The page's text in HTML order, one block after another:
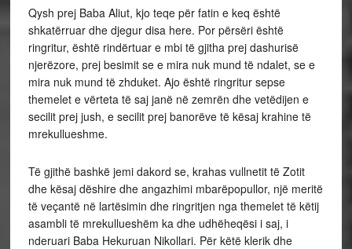
Qysh prej Baba Aliut, kjo teqe për fatin e keq është
shkatërruar dhe djegur disa here. Por përsëri është
ringritur, është rindërtuar e mbi të gjitha prej dashurisë
njerëzore, prej besimit se e mira nuk mund të ndalet, se e
mira nuk mund të zhduket. Ajo është ringritur sepse
themelet e vërteta të saj janë në zemrën dhe vetëdijen e
secilit prej jush, e secilit prej banorëve të kësaj krahine të
mrekullueshme.
Të gjithë bashkë jemi dakord se, krahas vullnetit të Zotit
dhe kësaj dëshire dhe angazhimi mbarëpopullor, një meritë
të veçantë në lartësimin dhe ringritjen nga themelet të këtij
asambli të mrekullueshëm ka dhe udhëheqësi i saj, i
nderuari Baba Hekuruan Nikollari. Për këtë klerik dhe